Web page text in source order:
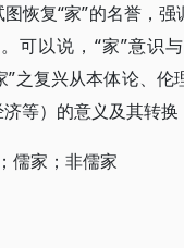
恢复“家”的名誉，
可以说，“家”意识
”之复兴从本体论、
等）的意义及其转换
儒家；非儒家